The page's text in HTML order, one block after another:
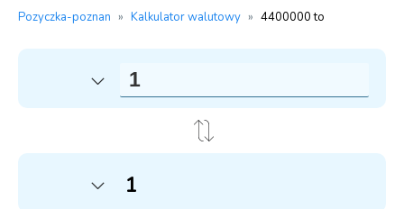
Pozyczka-poznan » Kalkulator walutowy » 4400000 to
1